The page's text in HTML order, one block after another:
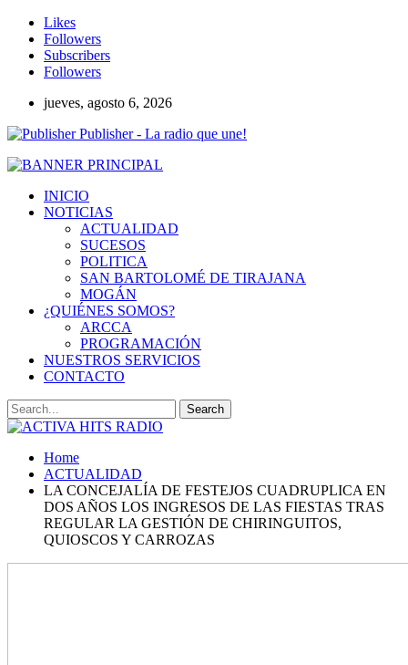
Likes
Followers
Subscribers
Followers
jueves, agosto 6, 2026
Publisher - La radio que une!
INICIO
NOTICIAS
ACTUALIDAD
SUCESOS
POLITICA
SAN BARTOLOMÉ DE TIRAJANA
MOGÁN
¿QUIÉNES SOMOS?
ARCCA
PROGRAMACIÓN
NUESTROS SERVICIOS
CONTACTO
Home
ACTUALIDAD
LA CONCEJALÍA DE FESTEJOS CUADRUPLICA EN
DOS AÑOS LOS INGRESOS DE LAS FIESTAS TRAS
REGULAR LA GESTIÓN DE CHIRINGUITOS,
QUIOSCOS Y CARROZAS